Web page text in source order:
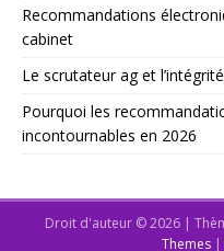
Recommandations
cabinet
Le scrutateur ag et
Pourquoi les
incontournables en 2026
Droit d'auteur © 2026 |
Themes |